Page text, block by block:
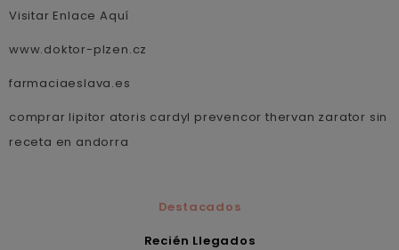
Visitar Enlace Aquí
www.doktor-plzen.cz
farmaciaeslava.es
comprar lipitor atoris cardyl prevencor thervan zarator sin
receta en andorra
Destacados
Recién Llegados